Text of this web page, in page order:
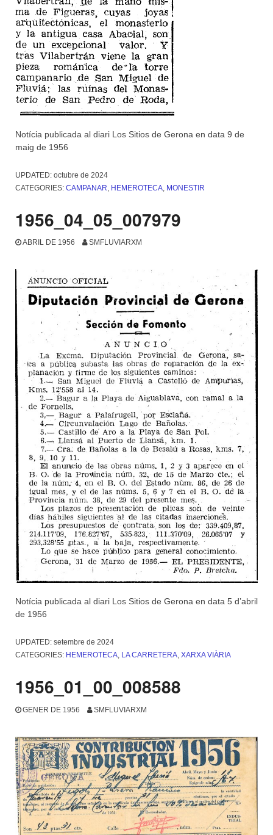
Notícia publicada al diari Los Sitios de Gerona en data 9 de
maig de 1956
UPDATED: octubre de 2024
CATEGORIES: CAMPANAR HEMEROTECA MONESTIR
1956_04_05_007979
ABRIL DE 1956 SMFLUVIARXM
Notícia publicada al diari Los Sitios de Gerona en data 5 d’abril
de 1956
UPDATED: setembre de 2024
CATEGORIES: HEMEROTECA, LA CARRETERA, XARXA VIÀRIA
1956_01_00_008588
GENER DE 1956 SMFLUVIARXM